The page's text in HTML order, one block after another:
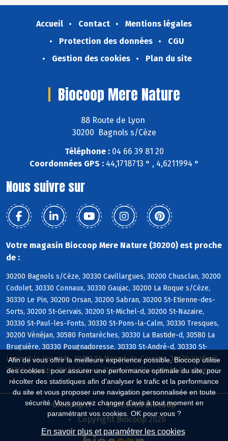
Afin de vous offrir la meilleure expérience possible, Biocoop utilise
des cookies : pour assurer une performance optimale du site, pour
récolter des statistiques afin d'analyser le trafic et la performance
du site et vous proposer une navigation personnalisée en toute
sécurité. Vous pouvez changer d'avis à tout moment en
paramétrant vos cookies. OK pour vous ?
En savoir plus et paramétrer les cookies
Accueil Contact
Mentions légales
Protection des données
CGU
Gestion des cookies
Plan du site
Biocoop Mere Nature
88 Route de Lyon
30200 Bagnols s/Cèze
Téléphone :04 66 39 81 20
Coordonnées GPS :44,1718713 ° , 4,6211994 °
Nous suivre sur
Votre magasin Biocoop Mere Nature (30200) est proche
de :
30200 Bagnols s/Cèze, 30330 Cavillargues, 30200 Chusclan, 30200
Codolet, 30330 Connaux, 30330 Gaujac, 30200 La Roque s/Cèze,
30330 Le Pin, 30200 Orsan, 30200 Sabran, 30200 St-Etienne-des-
Sorts, 30200 St-Gervais, 30200 St-Michel-d, 30200 St-Nazaire,
30330 St-Paul-les-Fonts, 30330 St-Pons-la-Calm, 30330 Tresques,
30200 Vénéjan, 30580 Fontarèches, 30330 La Bastide-d, 30580 La
Bruguière, 30330 Pougnadoresse, 30330 St-André-d, 30330 St-
Laurent-la-Vernède, 30330 St-Marcel-de-Careiret, 30630 Verfeuil,
30760 Aiguèze, 30130 Carsan, 30630 Cornillon, 30630 Goudargues
Biocoop.fr
Le réseau Biocoop
Copyright Biocoop 2026